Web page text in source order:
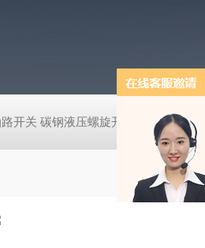
开关 碳钢液压螺旋开关 猴车配件